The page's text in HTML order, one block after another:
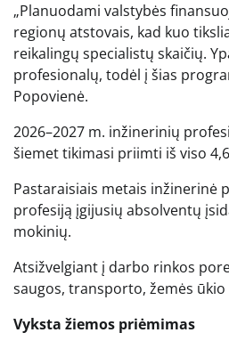
„Planuodami valstybės
regionų atstovais, kad kuo
reikalingų specialistų skaičių.
profesionalų, todėl į šias
Popovienė.
2026–2027 m. inžinerinių
šiemet tikimasi priimti iš viso
Pastaraisiais metais inžinerinė
profesiją įgijusių absolventų
mokinių.
Atsižvelgiant į darbo rinkos
saugos, transporto, žemės
Vyksta žiemos priėmimas